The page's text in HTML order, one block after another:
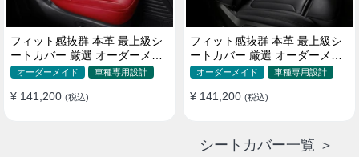
フィット感抜群 本革 最上級シ
ートカバー 厳選 オーダーメイ
ド 防水 雰囲気 全席セット
オーダーメイド 車種専用設計
¥ 141,200 (税込)
フィット感抜群 本革 最上級シ
ートカバー 厳選 オーダーメイ
ド 防水 雰囲気 全席セット
オーダーメイド 車種専用設計
¥ 141,200 (税込)
シートカバー一覧 ＞